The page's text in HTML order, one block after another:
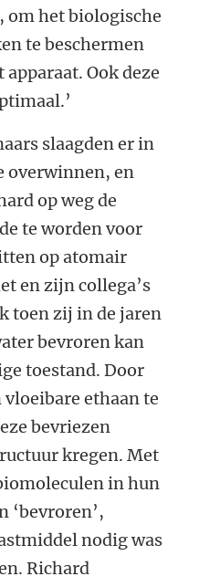
om het biologische
te beschermen
Ook deze
slaagden er in
overwinnen, en
op weg de
te worden voor
op atomair
en zijn collega’s
toen zij in de jaren
bevroren kan
toestand. Door
ethaan te
bevriezen
kregen. Met
in hun
‘bevroren’,
nodig was
Richard